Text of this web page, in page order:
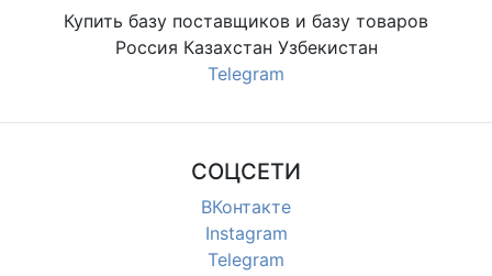
Купить базу поставщиков и базу товаров
Россия Казахстан Узбекистан
Telegram
СОЦСЕТИ
ВКонтакте
Instagram
Telegram